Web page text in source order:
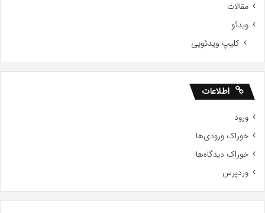
مقالات
ویدئو
کلیپ ویدئویی
اطلاعات
ورود
خوراک ورودی‌ها
خوراک دیدگاه‌ها
وردپرس